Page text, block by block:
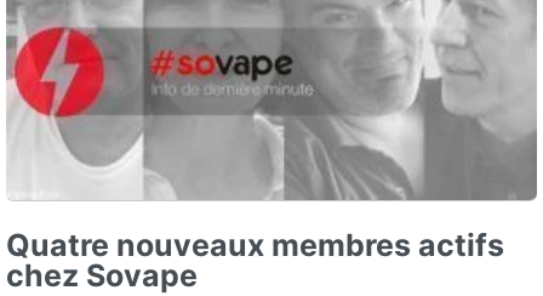
Quatre nouveaux membres actifs
chez Sovape